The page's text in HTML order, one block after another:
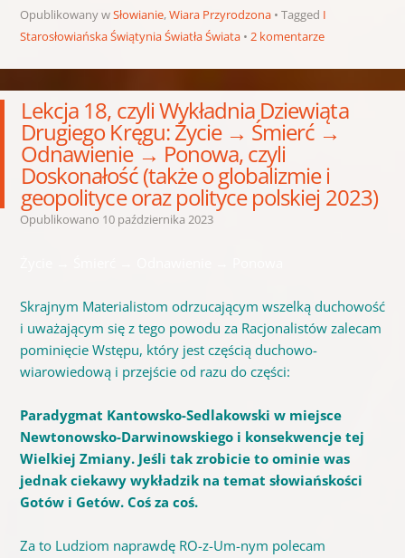
Opublikowany wSłowianie,Wiara Przyrodzona Tagged I
Starosłowiańska Świątynia Światła Świata
2 komentarze
Lekcja 18, czyli Wykładnia Dziewiąta
Drugiego Kręgu: Życie → Śmierć →
Odnawienie → Ponowa, czyli
Doskonałość (także o globalizmie i
geopolityce oraz polityce polskiej 2023)
Opublikowano 10 października 2023
Skrajnym Materialistom odrzucającym wszelką duchowość
i uważającym się z tego powodu za Racjonalistów zalecam
pominięcie Wstępu, który jest częścią duchowo-
wiarowiedową i przejście od razu do części:
Paradygmat Kantowsko-Sedlakowski w miejsce
Newtonowsko-Darwinowskiego i konsekwencje tej
Wielkiej Zmiany. Jeśli tak zrobicie to ominie was
jednak ciekawy wykładzik na temat słowiańskości
Gotów i Getów. Coś za coś.
Za to Ludziom naprawdę RO-z-Um-nym polecam